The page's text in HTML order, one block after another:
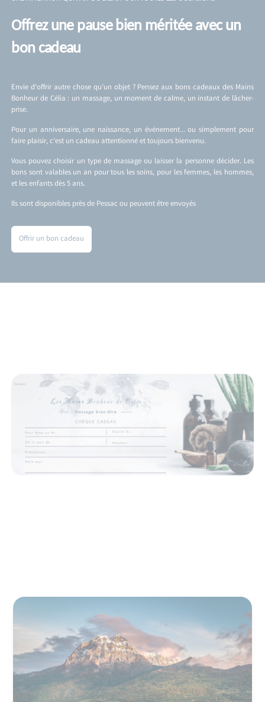
Offrez une pause bien méritée avec un
bon cadeau
Envie d’offrir autre chose qu’un objet ? Pensez aux bons cadeaux des Mains
Bonheur de Célia : un massage, un moment de calme, un instant de lâcher-
prise.
Pour un anniversaire, une naissance, un événement… ou simplement pour
faire plaisir, c’est un cadeau attentionné et toujours bienvenu.
Vous pouvez choisir un type de massage ou laisser la personne décider. Les
bons sont valables un an pour tous les soins, pour les femmes, les hommes,
et les enfants dès 5 ans.
Ils sont disponibles près de Pessac ou peuvent être envoyés
Offrir un bon cadeau